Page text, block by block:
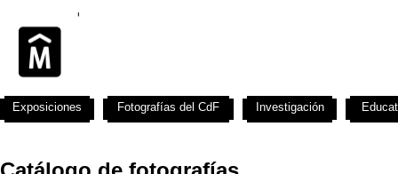
Exposiciones Fotografías del CdF Investigación